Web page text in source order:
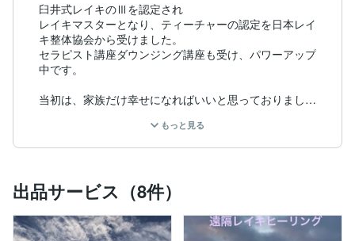
臼井式レイキのⅢを認定され
レイキマスターとなり、ティーチャーの認定を日本レイ
キ整体協会から受けました。
セラピスト講座ダウンジング講座も受け、パワーアップ
中です。
当初は、家族だけ幸せになればいいと思っておりました
なのでは？と。思い始めました。
タイミングが合いましたら、受け取る気持ちでリラック
スしていただきます。
もっと見る
出品サービス（8件）